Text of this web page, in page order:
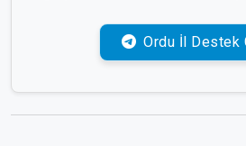
Ordu İl Destek